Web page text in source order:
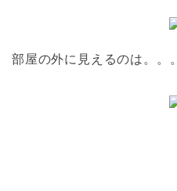
部屋の外に見えるのは。。。